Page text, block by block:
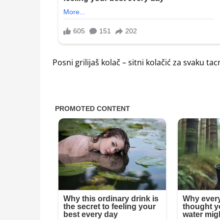
Posni grilijaš kolač – sitni kolačić za svaku